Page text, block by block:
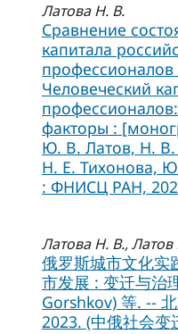
Латова Н. В.
Сравнение
капитала
Человеческий
факторы :
Ю. В. Латов, Н. В.
Н. Е. Тихонова,
: ФНИСЦ РАН,
Латова Н. В.,
俄罗斯城市文化实
市发展 : 变迁与治
Gorshkov) 等. --
2023. (中俄社会变